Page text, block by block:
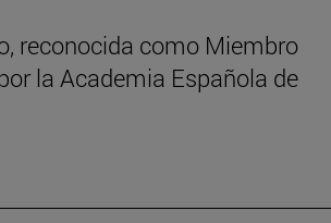
reconocida como Miembro
la Academia Española de